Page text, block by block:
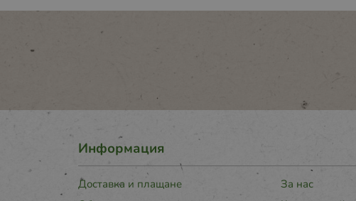
Информация
Доставка и плащане
За нас